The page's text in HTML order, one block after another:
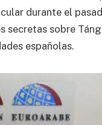
durante el
secretas sobre
españolas.